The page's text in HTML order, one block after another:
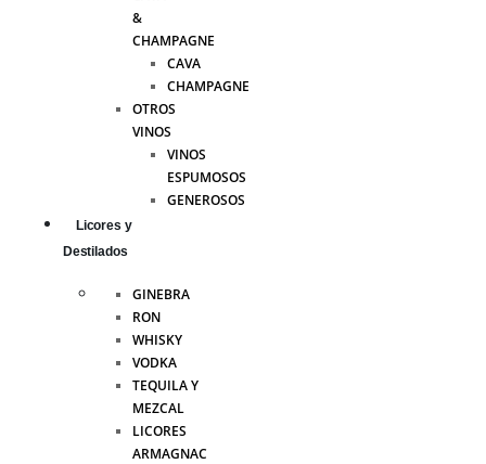
&
CHAMPAGNE
CAVA
CHAMPAGNE
OTROS
VINOS
VINOS
ESPUMOSOS
GENEROSOS
Licores y
Destilados
GINEBRA
RON
WHISKY
VODKA
TEQUILA Y
MEZCAL
LICORES
ARMAGNAC